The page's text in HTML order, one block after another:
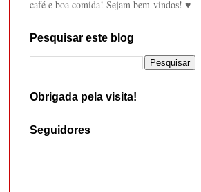
café e boa comida! Sejam bem-vindos! ♥
Pesquisar este blog
Obrigada pela visita!
Seguidores